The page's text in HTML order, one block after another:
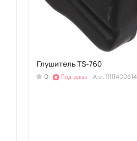
Глушитель TS-760
0 Под заказ Арт. 11111400614